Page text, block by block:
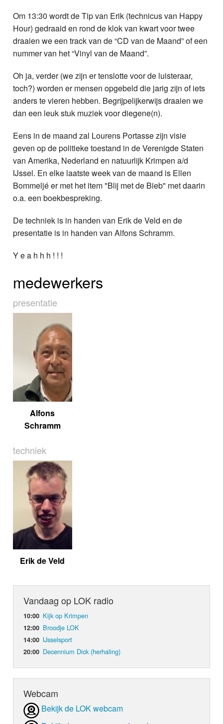
Om 13:30 wordt de Tip van Erik (technicus van Happy
Hour) gedraaid en rond de klok van kwart voor twee
draaien we een track van de “CD van de Maand” of een
nummer van het “Vinyl van de Maand”.
Oh ja, verder (we zijn er tenslotte voor de luisteraar,
toch?) worden er mensen opgebeld die jarig zijn of iets
anders te vieren hebben. Begrijpelijkerwijs draaien we
dan een leuk stuk muziek voor diegene(n).
Eens in de maand zal Lourens Portasse zijn visie
geven op de politieke toestand in de Verenigde Staten
van Amerika, Nederland en natuurlijk Krimpen a/d
IJssel. En elke laatste week van de maand is Ellen
Bommeljé er met het item "Blij met de Bieb" met daarin
o.a. een boekbespreking.
De techniek is in handen van Erik de Veld en de
presentatie is in handen van Alfons Schramm.
Y e a h h h ! ! !
medewerkers
presentatie
Alfons
Schramm
techniek
Erik de Veld
Vandaag op LOK radio
10:00 Kijk op Krimpen
12:00 Broodje LOK
14:00 IJsselsport
20:00 Decennium Dick (herhaling)
Webcam
Bekijk de LOK webcam